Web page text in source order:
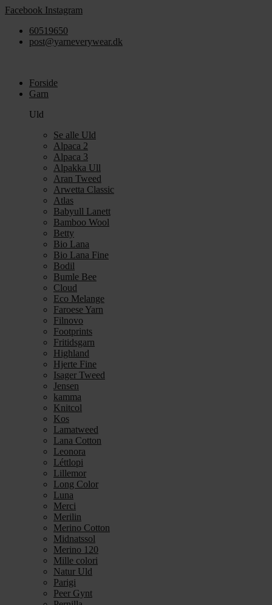
Videre
indhold
Facebook Instagram
60519650
post@yarneverywear.dk
Forside
Garn
Uld
Se alle Uld
Alpaca 2
Alpaca 3
Alpakka Ull
Aran Tweed
Arwetta Classic
Atlas
Babyull Lanett
Bamboo Wool
Betty
Bio Lana
Bio Lana Fine
Bodil
Bumle Bee
Cloud
Eco Melange
Faroese Yarn
Filnovo
Footprints
Fritidsgarn
Highland
Hjerte Fine
Isager Tweed
Jensen
kamma
Knitcol
Kos
Lamatweed
Lana Cotton
Leonora
Léttlopi
Lillemor
Long Color
Luna
Merci
Merilin
Merino Cotton
Midnatssol
Merino 120
Mille colori
Natur Uld
Parigi
Peer Gynt